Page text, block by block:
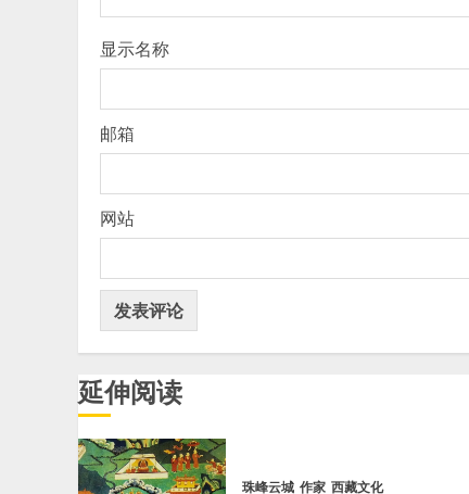
显示名称
邮箱
网站
延伸阅读
珠峰云城 作家 西藏文化